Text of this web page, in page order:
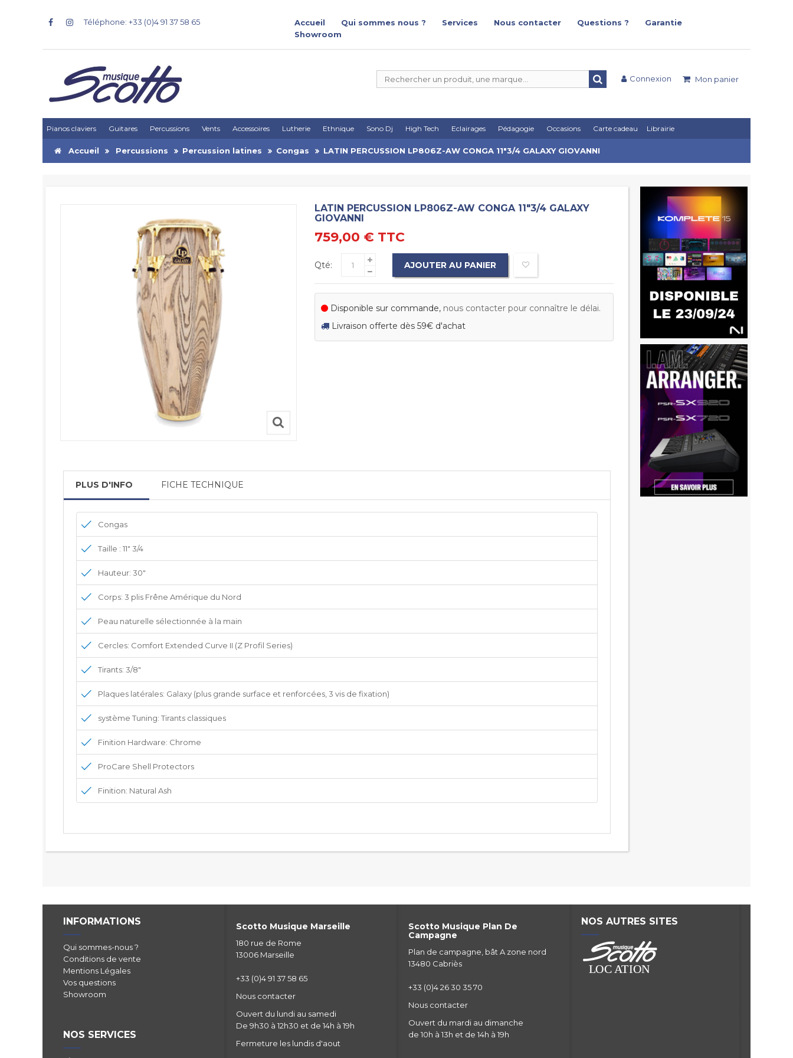
Téléphone: +33 (0)4 91 37 58 65 Accueil Qui sommes nous ? Services Nous contacter Questions ?
Garantie
Showroom
Mon panier
Connexion
Pianos claviers Guitares Percussions Vents Accessoires Lutherie Ethnique Sono Dj High Tech Eclairages Pédagogie Occasions Carte cadeau Librairie
Accueil Percussions Percussion latines Congas LATIN PERCUSSION LP806Z-AW CONGA 11"3/4 GALAXY GIOVANNI
LATIN PERCUSSION LP806Z-AW CONGA 11"3/4 GALAXY
GIOVANNI
759,00 € TTC
Qté: AJOUTER AU PANIER
Disponible sur commande, nous contacter pour connaître le délai.
Livraison offerte dès 59€ d'achat
PLUS D'INFO FICHE TECHNIQUE
Congas
Taille : 11" 3/4
Hauteur: 30"
Corps: 3 plis Frêne Amérique du Nord
Peau naturelle sélectionnée à la main
Cercles: Comfort Extended Curve II (Z Profil Series)
Tirants: 3/8"
Plaques latérales: Galaxy (plus grande surface et renforcées, 3 vis de fixation)
système Tuning: Tirants classiques
Finition Hardware: Chrome
ProCare Shell Protectors
Finition: Natural Ash
INFORMATIONS
Qui sommes-nous ?
Conditions de vente
Mentions Légales
Vos questions
Showroom
NOS SERVICES
Scotto Musique Marseille
180 rue de Rome
13006 Marseille
+33 (0)4 91 37 58 65
Nous contacter
Ouvert du lundi au samedi
De 9h30 à 12h30 et de 14h à 19h
Fermeture les lundis d'aout
Scotto Musique Plan De
Campagne
Plan de campagne, bât A zone nord
13480 Cabriès
+33 (0)4 26 30 35 70
Nous contacter
Ouvert du mardi au dimanche
de 10h à 13h et de 14h à 19h
NOS AUTRES SITES